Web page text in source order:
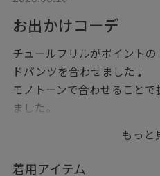
お出かけコーデ
チュールフリルがポイント
ドパンツを合わせました♩
モノトーンで合わせること
ました。
ぎないバランスになります
骨格ストレートですがトップ
もっと
着用アイテム